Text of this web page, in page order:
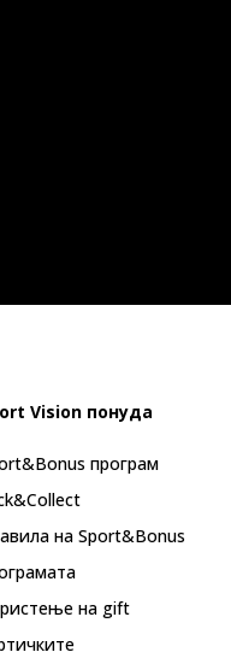
Vision понуда
програм
на Sport&Bonus
на gift